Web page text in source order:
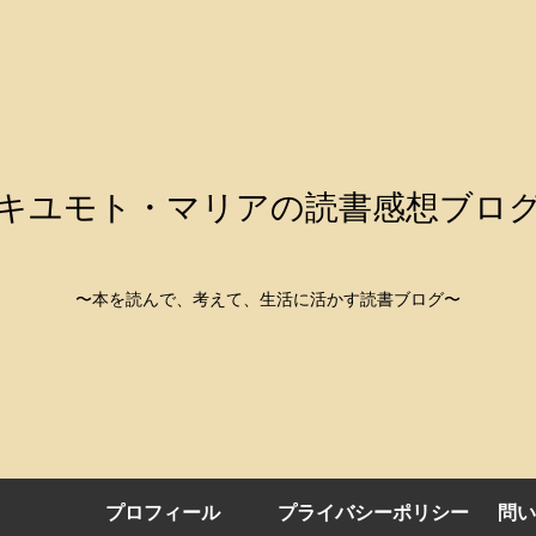
ユモト・マリアの読書感想ブロ
〜本を読んで、考えて、生活に活かす読書ブログ〜
プロフィール プライバシーポリシー 問